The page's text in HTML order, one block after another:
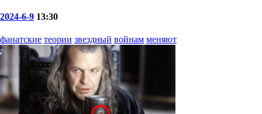
2024-6-9 13:30
фанатские теории звездный войнам меняют